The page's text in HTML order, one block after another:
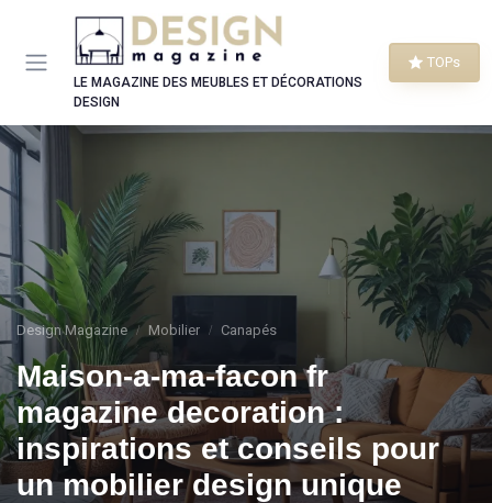
LE MAGAZINE DES MEUBLES ET DÉCORATIONS
DESIGN
TOPs
Design Magazine Mobilier Canapés
Maison-a-ma-facon fr
magazine decoration :
inspirations et conseils pour
un mobilier design unique
Panneau de gestion des cookies